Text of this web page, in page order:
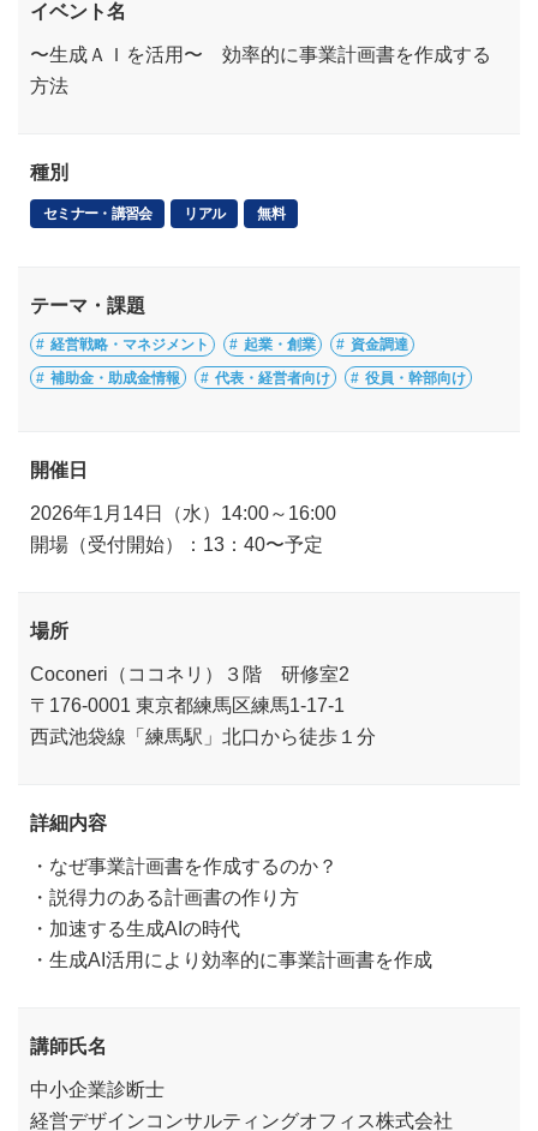
イベント名
〜生成ＡＩを活用〜 効率的に事業計画書を作成する
方法
種別
セミナー・講習会 リアル 無料
テーマ・課題
経営戦略・マネジメント 起業・創業 資金調達
補助金・助成金情報 代表・経営者向け 役員・幹部向け
開催日
2026年1月14日（水）14:00～16:00
開場（受付開始）：13：40〜予定
場所
Coconeri（ココネリ）３階 研修室2
〒176-0001 東京都練馬区練馬1-17-1
西武池袋線「練馬駅」北口から徒歩１分
詳細内容
・なぜ事業計画書を作成するのか？
・説得力のある計画書の作り方
・加速する生成AIの時代
・生成AI活用により効率的に事業計画書を作成
講師氏名
中小企業診断士
経営デザインコンサルティングオフィス株式会社